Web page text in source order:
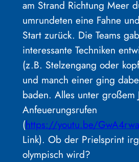
am Strand Richtung Meer
umrundeten eine Fahne
Start zurück. Die Teams
interessante Techniken
(z.B. Stelzengang oder
und manch einer ging
baden. Alles unter großem
Anfeuerungsrufen
(https://youtu.be/
Link). Ob der Prielsprint
olympisch wird?